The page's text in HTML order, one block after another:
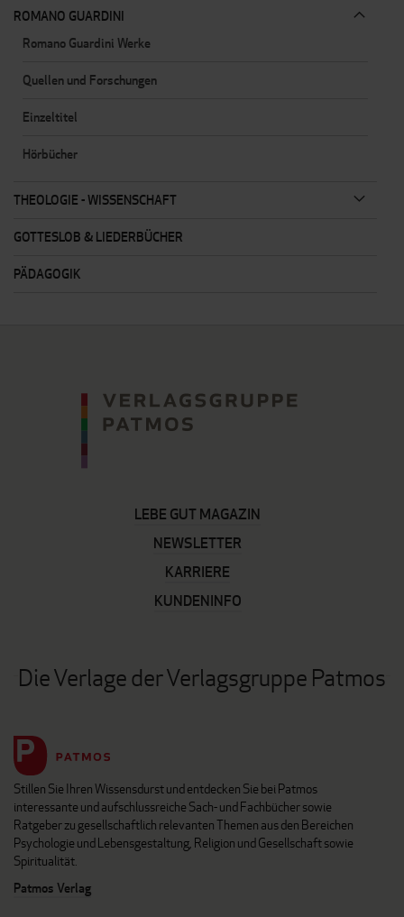
ROMANO GUARDINI
Romano Guardini Werke
Quellen und Forschungen
Einzeltitel
Hörbücher
THEOLOGIE - WISSENSCHAFT
GOTTESLOB & LIEDERBÜCHER
PÄDAGOGIK
LEBE GUT MAGAZIN
NEWSLETTER
KARRIERE
KUNDENINFO
Die Verlage der Verlagsgruppe Patmos
Stillen Sie Ihren Wissensdurst und entdecken Sie bei Patmos
interessante und aufschlussreiche Sach- und Fachbücher sowie
Ratgeber zu gesellschaftlich relevanten Themen aus den Bereichen
Psychologie und Lebensgestaltung, Religion und Gesellschaft sowie
Spiritualität.
Patmos Verlag